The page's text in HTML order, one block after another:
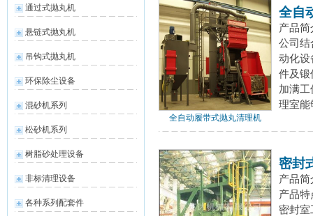
通过式抛丸机
悬链式抛丸机
吊钩式抛丸机
环保除尘设备
混砂机系列
松砂机系列
树脂砂处理设备
非标清理设备
各种系列配套件
全自动履带式抛丸清理机
全自
产品
公司结
动化设
件及锻
加满
理室
密封
产品
产品
密封